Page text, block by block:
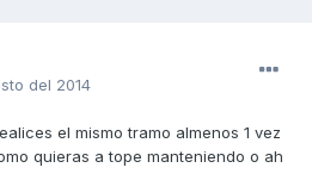
del 2014
el mismo tramo almenos 1 vez
quieras a tope manteniendo o ah